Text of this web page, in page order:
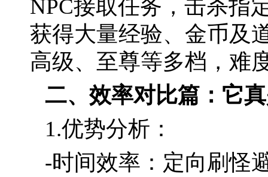
NPC接取任务，击杀指
获得大量经验、金币及
高级、至尊等多档，难
二、效率对比篇：它
1.优势分析：
-时间效率：定向刷怪